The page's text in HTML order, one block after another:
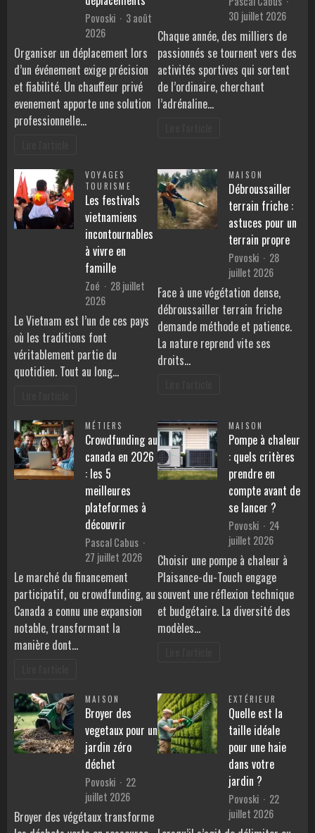
Povoski
3 août
2026
Organiser un déplacement lors
d’un événement exige précision
et fiabilité. Un chauffeur privé
evenement apporte une solution
professionnelle…
30 juillet 2026
Chaque année, des milliers de
passionnés se tournent vers des
activités sportives qui sortent
de l’ordinaire, cherchant
l’adrénaline…
VOYAGES
TOURISME
Les festivals
vietnamiens
incontournables
à vivre en
famille
Zoé
28 juillet
2026
Le Vietnam est l’un de ces pays
où les traditions font
véritablement partie du
quotidien. Tout au long…
MAISON
Débroussailler
terrain friche :
astuces pour un
terrain propre
Povoski
28
juillet 2026
Face à une végétation dense,
débroussailler terrain friche
demande méthode et patience.
La nature reprend vite ses
droits…
MÉTIERS
Crowdfunding au
canada en 2026
: les 5
meilleures
plateformes à
découvrir
Pascal Cabus
27 juillet 2026
Le marché du financement
participatif, ou crowdfunding, au
Canada a connu une expansion
notable, transformant la
manière dont…
MAISON
Pompe à chaleur
: quels critères
prendre en
compte avant de
se lancer ?
Povoski
24
juillet 2026
Choisir une pompe à chaleur à
Plaisance-du-Touch engage
souvent une réflexion technique
et budgétaire. La diversité des
modèles…
MAISON
Broyer des
vegetaux pour un
jardin zéro
déchet
Povoski
22
juillet 2026
Broyer des végétaux transforme
EXTÉRIEUR
Quelle est la
taille idéale
pour une haie
dans votre
jardin ?
Povoski
22
juillet 2026